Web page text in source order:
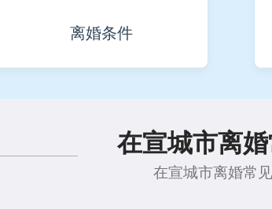
离婚条件
在宣城市离
在宣城市离婚常